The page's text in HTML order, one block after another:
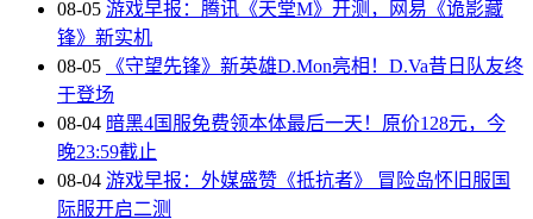
08-05 游戏早报：腾讯《天堂M》开测，网易《诡影藏
锋》新实机
08-05
《守望先锋》新英雄D.Mon亮相！D.Va昔日队友终
于登场
08-04 暗黑4国服免费领本体最后一天！原价128元，今
晚23:59截止
08-04 游戏早报：外媒盛赞《抵抗者》 冒险岛怀旧服国
际服开启二测